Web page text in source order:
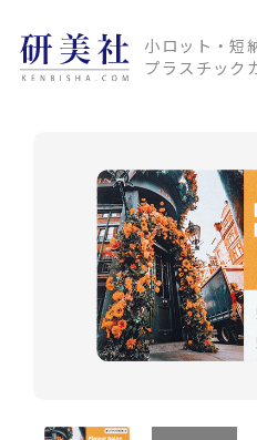
小ロット・短
プラスチック